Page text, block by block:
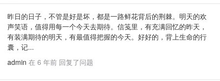
昨日的日子，不管是好是坏，都是一路鲜花背后的荆棘。明天的欢
声笑语，值得用每一个今天去期待。信笺里，有充满回忆的昨天，
有装满期待的明天，有最值得把握的今天。好好的，背上生命的行
囊，记...
admin 在 6 年前 回复了问题